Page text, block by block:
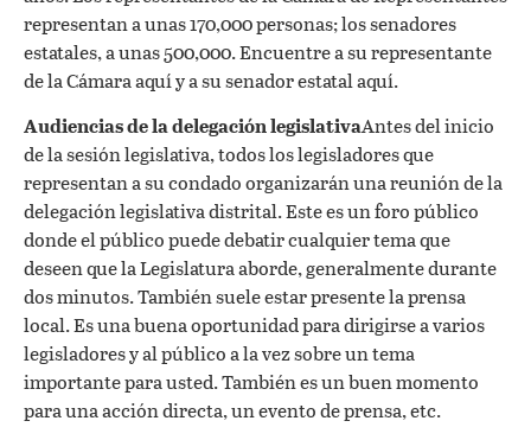
representan a unas 170,000 personas; los senadores
estatales, a unas 500,000. Encuentre a su representante
de la Cámara aquí y a su senador estatal aquí.
Audiencias de la delegación legislativaAntes del inicio
de la sesión legislativa, todos los legisladores que
representan a su condado organizarán una reunión de la
delegación legislativa distrital. Este es un foro público
donde el público puede debatir cualquier tema que
deseen que la Legislatura aborde, generalmente durante
dos minutos. También suele estar presente la prensa
local. Es una buena oportunidad para dirigirse a varios
legisladores y al público a la vez sobre un tema
importante para usted. También es un buen momento
para una acción directa, un evento de prensa, etc.